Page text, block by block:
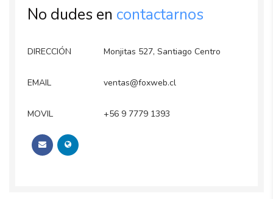
No dudes en contactarnos
DIRECCIÓN Monjitas 527, Santiago Centro
EMAIL ventas@foxweb.cl
MOVIL +56 9 7779 1393